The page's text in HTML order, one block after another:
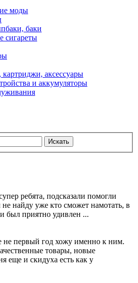
моды
баки
сигареты
аксессуары
и аккумуляторы
Искать
ребята, подсказали помогли
найду уже кто сможет намотать, в
был приятно удивлен ...
первый год хожу именно к ним.
товары, новые
еще и скидуха есть как у